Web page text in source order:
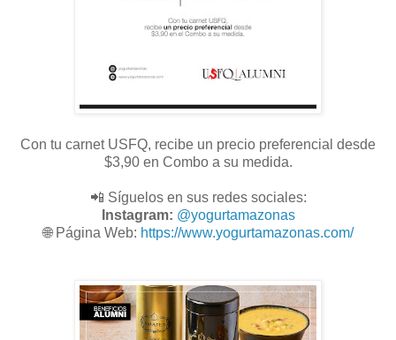
Con tu carnet USFQ, recibe un precio preferencial desde
$3,90 en Combo a su medida.
📲 Síguelos en sus redes sociales:
Instagram: @yogurtamazonas
🌐 Página Web: https://www.yogurtamazonas.com/